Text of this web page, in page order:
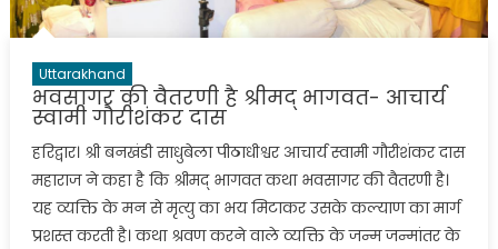
Uttarakhand
भवसागर की वैतरणी है श्रीमद् भागवत- आचार्य
स्वामी गौरीशंकर दास
हरिद्वार। श्री बनखंडी साधुबेला पीठाधीश्वर आचार्य स्वामी गौरीशंकर दास
महाराज ने कहा है कि श्रीमद् भागवत कथा भवसागर की वैतरणी है।
यह व्यक्ति के मन से मृत्यु का भय मिटाकर उसके कल्याण का मार्ग
प्रशस्त करती है। कथा श्रवण करने वाले व्यक्ति के जन्म जन्मांतर के